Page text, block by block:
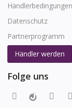
Händlerbedingungen
Datenschutz
Partnerprogramm
Händler werden
Folge uns